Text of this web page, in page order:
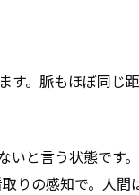
す。脈もほぼ同じ
と言う状態です
りの感知で。人